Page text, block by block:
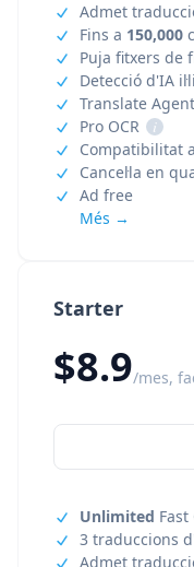
Starter
$8.9/mes,
Unlimited
3 traduccions
Admet
Admet
Fins a 150,000
Puja fitxers de
Detecció d'IA
Translate Agent
Pro OCR
i
Compatibilitat
Cancel·la en
Ad free
Més →